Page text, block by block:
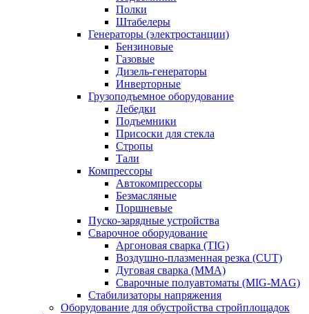
Полки
Штабелеры
Генераторы (электростанции)
Бензиновые
Газовые
Дизель-генераторы
Инверторные
Грузоподъемное оборудование
Лебедки
Подъемники
Присоски для стекла
Стропы
Тали
Компрессоры
Автокомпрессоры
Безмасляные
Поршневые
Пуско-зарядные устройства
Сварочное оборудование
Аргоновая сварка (TIG)
Воздушно-плазменная резка (CUT)
Дуговая сварка (ММА)
Сварочные полуавтоматы (MIG-MAG)
Стабилизаторы напряжения
Оборудование для обустройства стройплощадок